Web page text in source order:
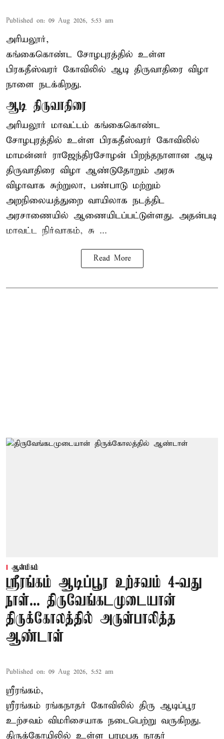
Published on: 09 Aug 2026, 5:53 am
அரியலூர்,
கங்கைகொண்ட சோழபுரத்தில் உள்ள
பிரகதீஸ்வரர் கோவிலில் ஆடி திருவாதிரை விழா
நாளை நடக்கிறது.
ஆடி திருவாதிரை
அரியலூர் மாவட்டம் கங்கைகொண்ட
சோழபுரத்தில் உள்ள பிரகதீஸ்வரர் கோவிலில்
மாமன்னர் ராஜேந்திரசோழன் பிறந்தநாளான ஆடி
திருவாதிரை விழா ஆண்டுதோறும் அரசு
விழாவாக சுற்றுலா, பண்பாடு மற்றும்
அறநிலையத்துறை வாயிலாக நடத்திட
அரசாணையில் ஆணையிடப்பட்டுள்ளது. அதன்படி
மாவட்ட நிர்வாகம், சு ...
Read More
ஆன்மிகம்
ஸ்ரீரங்கம் ஆடிப்பூர உற்சவம் 4-வது
நாள்... திருவேங்கடமுடையான்
திருக்கோலத்தில் அருள்பாலித்த
ஆண்டாள்
Published on: 09 Aug 2026, 5:52 am
ஸ்ரீரங்கம்,
ஸ்ரீரங்கம் ரங்கநாதர் கோவிலில் திரு ஆடிப்பூர
உற்சவம் விமரிசையாக நடைபெற்று வருகிறது.
திருக்கோயிலில் உள்ள பரமபத நாதர்